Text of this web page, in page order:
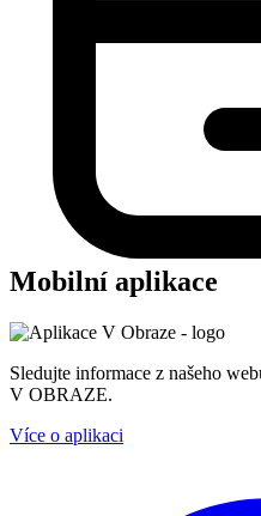
Mobilní aplikace
Sledujte informace z našeho
V OBRAZE.
Více o aplikaci